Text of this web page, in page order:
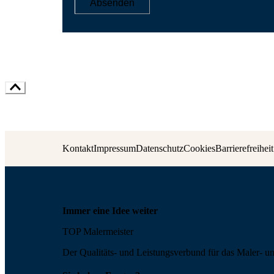
Absenden
KontaktImpressumDatenschutzCookiesBarrierefreiheit
Immer eine Idee weiter
TOP Malermeister
Der Qualitäts- und Leis­tungs­ver­bund für das Maler-